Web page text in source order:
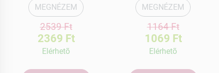
MEGNÉZEM
2539 Ft
2369 Ft
Elérhetõ
MEGNÉZEM
1164 Ft
1069 Ft
Elérhetõ